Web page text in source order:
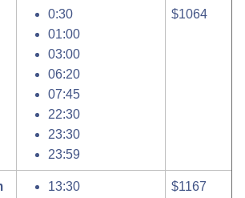
0:30
01:00
03:00
06:20
07:45
22:30
23:30
23:59
$1064
13:30 $1167